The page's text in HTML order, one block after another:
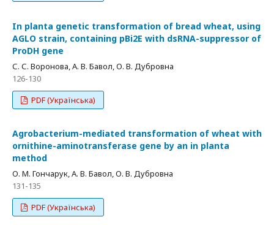
In planta genetic transformation of bread wheat, using
AGLO strain, containing pBi2E with dsRNA-suppressor of
ProDH gene
С. С. Воронова, А. В. Бавол, О. В. Дубровна
126-130
PDF (Українська)
Agrobacterium-mediated transformation of wheat with
ornithine-aminotransferase gene by an in planta
method
О. М. Гончарук, А. В. Бавол, О. В. Дубровна
131-135
PDF (Українська)